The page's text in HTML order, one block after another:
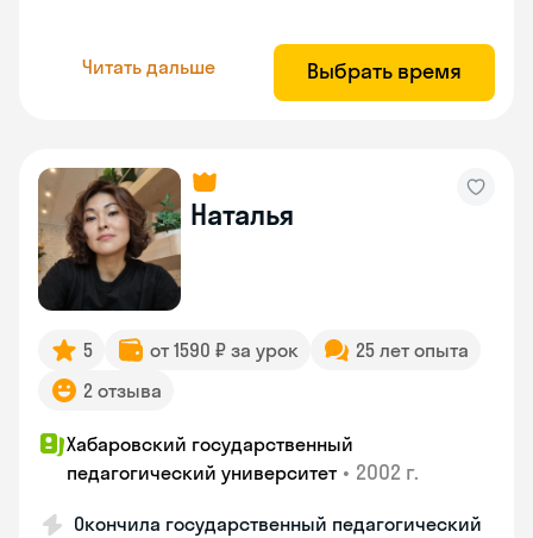
Читать дальше Выбрать время
Наталья
5 от 1590 ₽ за урок
25 лет опыта
2 отзыва
Хабаровский государственный
педагогический университет • 2002 г.
Окончила государственный педагогический